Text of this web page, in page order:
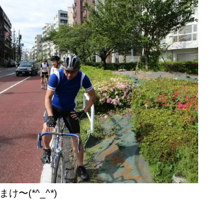
け〜(*^_^*)